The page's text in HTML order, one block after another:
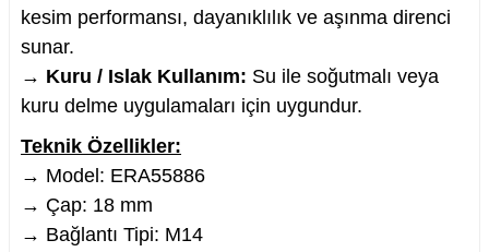
Ucu
kesim performansı, dayanıklılık ve aşınma direnci
sunar.
→ Kuru / Islak Kullanım: Su ile soğutmalı veya
kuru delme uygulamaları için uygundur.
Teknik Özellikler:
→ Model: ERA55886
→ Çap: 18 mm
→ Bağlantı Tipi: M14